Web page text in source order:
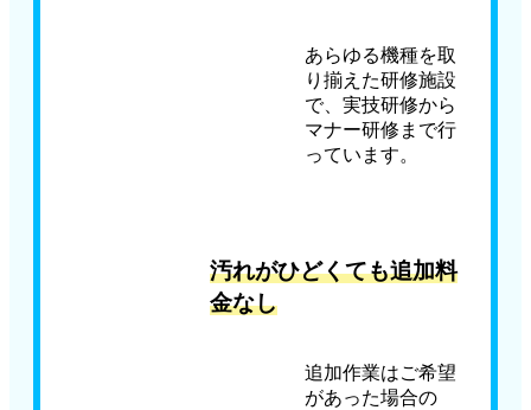
あらゆる機種を取
り揃えた研修施設
で、実技研修から
マナー研修まで行
っています。
汚れがひどくても追加料
金なし
追加作業はご希望
があった場合の